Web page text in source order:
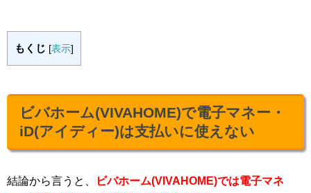
もくじ [表示]
ビバホーム(VIVAHOME)で電子マネー・
iD(アイディー)は支払いに使えない
結論から言うと、
ビバホーム(VIVAHOME)では電子マネ